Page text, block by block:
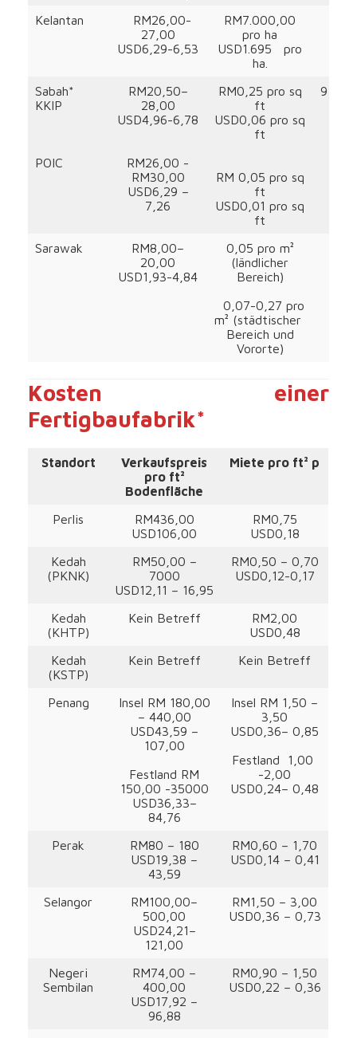
Kelantan
RM26,00-
27,00
USD6,29-6,53
RM7.000,00
pro ha
USD1.695 pro
ha.
Sabah*
KKIP
POIC
RM20,50–
28,00
USD4,96-6,78
RM26,00 -
RM30,00
USD6,29 –
7,26
RM0,25 pro sq
ft
USD0,06 pro sq
ft
RM 0,05 pro sq
ft
USD0,01 pro sq
ft
9
Sarawak
RM8,00–
20,00
USD1,93-4,84
0,05 pro m²
(ländlicher
Bereich)
0,07-0,27 pro
m² (städtischer
Bereich und
Vororte)
Kosten einer
Fertigbaufabrik*
Standort
Verkaufspreis
pro ft²
Bodenfläche
Miete pro ft² p
Perlis
RM436,00
USD106,00
RM0,75
USD0,18
Kedah
(PKNK)
RM50,00 –
7000
USD12,11 – 16,95
RM0,50 – 0,70
USD0,12-0,17
Kedah
(KHTP)
Kein Betreff
RM2,00
USD0,48
Kedah
(KSTP)
Kein Betreff Kein Betreff
Penang
Insel RM 180,00
– 440,00
USD43,59 –
107,00
Festland RM
150,00 -35000
USD36,33–
84,76
Insel RM 1,50 –
3,50
USD0,36– 0,85
Festland 1,00
-2,00
USD0,24– 0,48
Perak
RM80 – 180
USD19,38 –
43,59
RM0,60 – 1,70
USD0,14 – 0,41
Selangor
RM100,00–
500,00
USD24,21–
121,00
RM1,50 – 3,00
USD0,36 – 0,73
Negeri
Sembilan
RM74,00 –
400,00
USD17,92 –
96,88
RM0,90 – 1,50
USD0,22 – 0,36